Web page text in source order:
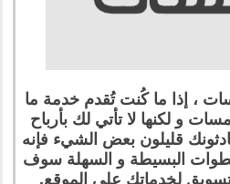
، إذا ما كُنت تُقدم خدمة ما
و لكنها لا تأتي لك بأرباح
قليلون بعض الشيء فإنه
البسيطة و السهلة سوف
لخدماتك على الموقع.